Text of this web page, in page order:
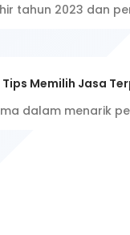
tahun 2023 dan
Memilih Jasa
dalam menarik